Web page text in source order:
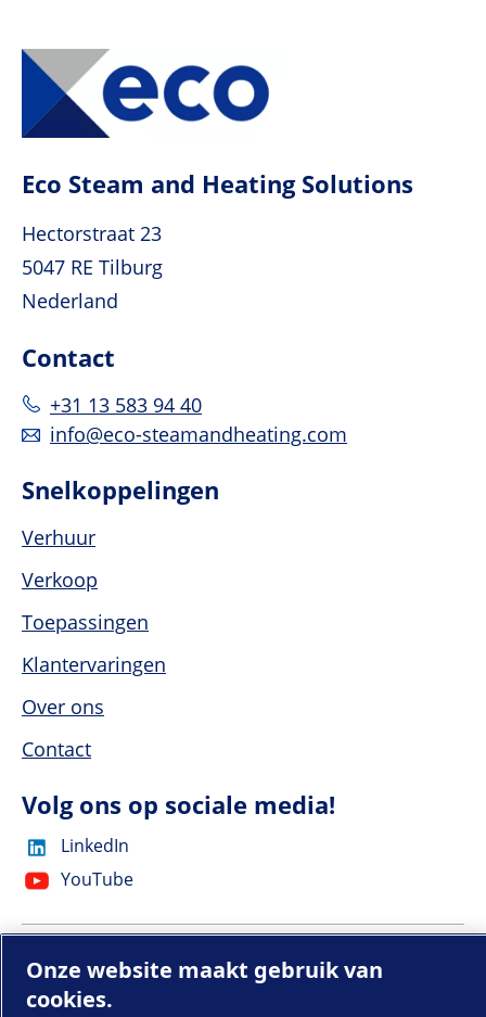
Eco Steam and Heating Solutions
Hectorstraat 23
5047 RE Tilburg
Nederland
Contact
+31 13 583 94 40
info@eco-steamandheating.com
Snelkoppelingen
Verhuur
Verkoop
Toepassingen
Klantervaringen
Over ons
Contact
Volg ons op sociale media!
LinkedIn
YouTube
© 2025 Eco Steam and Heating Solutions
Onze website maakt gebruik van
cookies.